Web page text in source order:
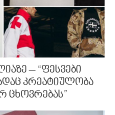
– “ფესვები
კრეატიულობა
ცხოვრებას”